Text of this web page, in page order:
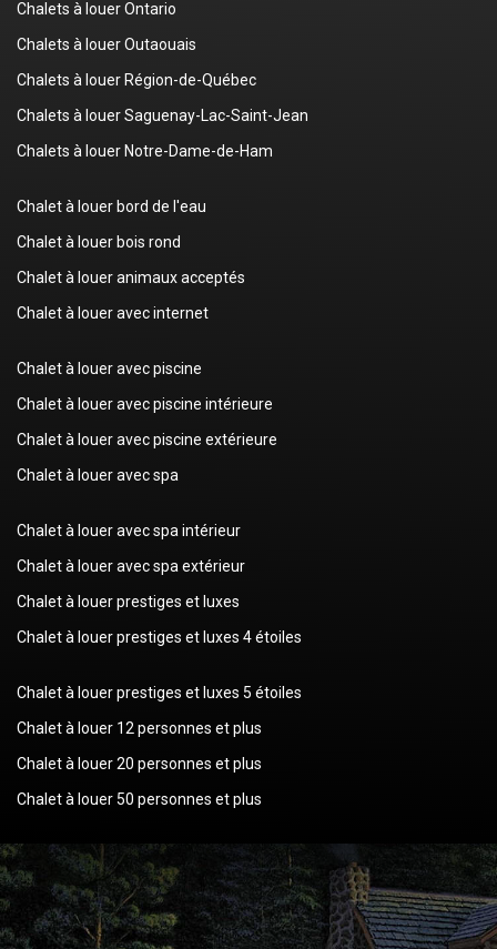
Chalets à louer Ontario
Chalets à louer Outaouais
Chalets à louer Région-de-Québec
Chalets à louer Saguenay-Lac-Saint-Jean
Chalets à louer Notre-Dame-de-Ham
Chalet à louer bord de l'eau
Chalet à louer bois rond
Chalet à louer animaux acceptés
Chalet à louer avec internet
Chalet à louer avec piscine
Chalet à louer avec piscine intérieure
Chalet à louer avec piscine extérieure
Chalet à louer avec spa
Chalet à louer avec spa intérieur
Chalet à louer avec spa extérieur
Chalet à louer prestiges et luxes
Chalet à louer prestiges et luxes 4 étoiles
Chalet à louer prestiges et luxes 5 étoiles
Chalet à louer 12 personnes et plus
Chalet à louer 20 personnes et plus
Chalet à louer 50 personnes et plus